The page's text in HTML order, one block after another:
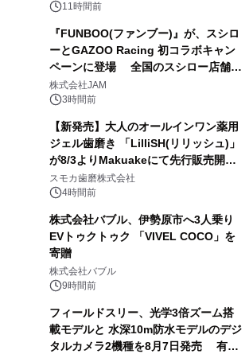
11時間前
『FUNBOO(ファンブー)』が、スシロ
ーとGAZOO Racing 初コラボキャン
ペーンに登場 全国のスシロー店舗で
GR 4車種の FUNBOO(ミニカー)付き
メニューが展開されます
株式会社JAM
3時間前
【新発売】大人のオールインワン薬用
ジェル歯磨き 「LilliSH(リリッシュ)」
が8/3よりMakuakeにて先行販売開
始！
スモカ歯磨株式会社
4時間前
株式会社バブル、伊勢原市へ3人乗り
EVトゥクトゥク 「VIVEL COCO」を
寄贈
株式会社バブル
9時間前
フィールドスリー、光学3倍ズーム搭
載モデルと 水深10m防水モデルのデジ
タルカメラ2機種を8月7日発売 有効